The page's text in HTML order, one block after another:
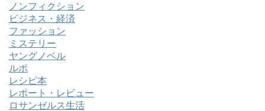
ノンフィクション
ビジネス・経済
ファッション
ミステリー
ヤングノベル
ルポ
レシピ本
レポート・レビュー
ロサンゼルス生活